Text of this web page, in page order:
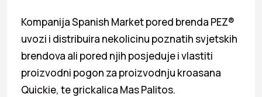
Kompanija Spanish Market pored brenda PEZ®
uvozi i distribuira nekolicinu poznatih svjetskih
brendova ali pored njih posjeduje i vlastiti
proizvodni pogon za proizvodnju kroasana
Quickie, te grickalica Mas Palitos.